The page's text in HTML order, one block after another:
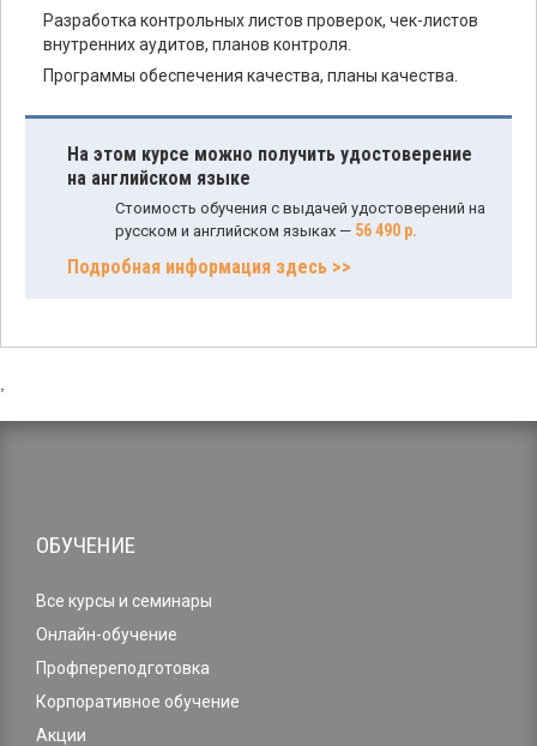
Разработка контрольных листов проверок, чек-листов
внутренних аудитов, планов контроля.
Программы обеспечения качества, планы качества.
На этом курсе можно получить удостоверение
на английском языке
Стоимость обучения с выдачей удостоверений на
русском и английском языках — 56 490 р.
Подробная информация здесь >>
ОБУЧЕНИЕ
Все курсы и семинары
Онлайн-обучение
Профпереподготовка
Корпоративное обучение
Акции